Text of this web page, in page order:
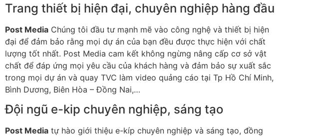
Trang thiết bị hiện đại, chuyên nghiệp hàng đầu
Post Media Chúng tôi đầu tư mạnh mẽ vào công nghệ và thiết bị hiện
đại để đảm bảo rằng mọi dự án của bạn đều được thực hiện với chất
lượng tốt nhất. Post Media cam kết không ngừng nâng cấp cơ sở vật
chất để đáp ứng mọi yêu cầu của khách hàng và đảm bảo sự xuất sắc
trong mọi dự án và quay TVC làm video quảng cáo tại Tp Hồ Chí Minh,
Bình Dương, Biên Hòa – Đồng Nai,…
Đội ngũ e-kip chuyên nghiệp, sáng tạo
Post Media tự hào giới thiệu e-kíp chuyên nghiệp và sáng tạo, đồng